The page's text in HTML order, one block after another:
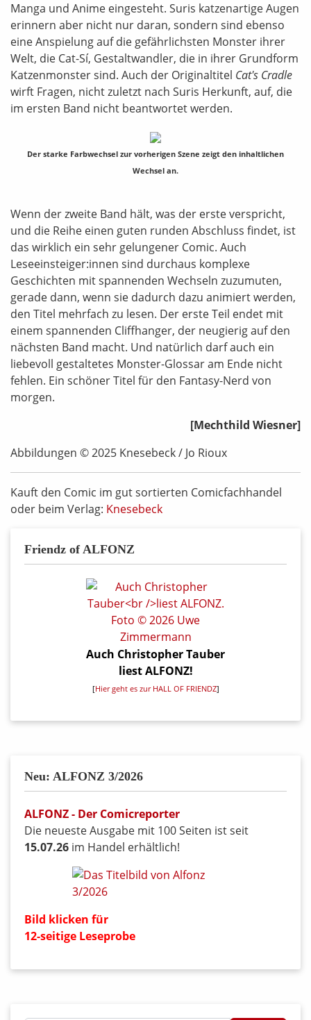
Manga und Anime eingesteht. Suris katzenartige Augen
erinnern aber nicht nur daran, sondern sind ebenso
eine Anspielung auf die gefährlichsten Monster ihrer
Welt, die Cat-Sí, Gestaltwandler, die in ihrer Grundform
Katzenmonster sind. Auch der Originaltitel Cat's Cradle
wirft Fragen, nicht zuletzt nach Suris Herkunft, auf, die
im ersten Band nicht beantwortet werden.
Der starke Farbwechsel zur vorherigen Szene zeigt den inhaltlichen
Wechsel an.
Wenn der zweite Band hält, was der erste verspricht,
und die Reihe einen guten runden Abschluss findet, ist
das wirklich ein sehr gelungener Comic. Auch
Leseeinsteiger:innen sind durchaus komplexe
Geschichten mit spannenden Wechseln zuzumuten,
gerade dann, wenn sie dadurch dazu animiert werden,
den Titel mehrfach zu lesen. Der erste Teil endet mit
einem spannenden Cliffhanger, der neugierig auf den
nächsten Band macht. Und natürlich darf auch ein
liebevoll gestaltetes Monster-Glossar am Ende nicht
fehlen. Ein schöner Titel für den Fantasy-Nerd von
morgen.
[Mechthild Wiesner]
Abbildungen © 2025 Knesebeck / Jo Rioux
Kauft den Comic im gut sortierten Comicfachhandel
oder beim Verlag: Knesebeck
Friendz of ALFONZ
Auch Christopher Tauber
liest ALFONZ!
[Hier geht es zur HALL OF FRIENDZ]
Neu: ALFONZ 3/2026
ALFONZ - Der Comicreporter
Die neueste Ausgabe mit 100 Seiten ist seit
15.07.26 im Handel erhältlich!
Bild klicken für
12-seitige Leseprobe